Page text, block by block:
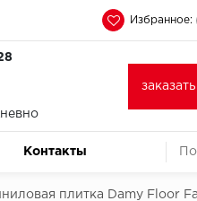
Избранное:
Контакты
плитка Damy Floor